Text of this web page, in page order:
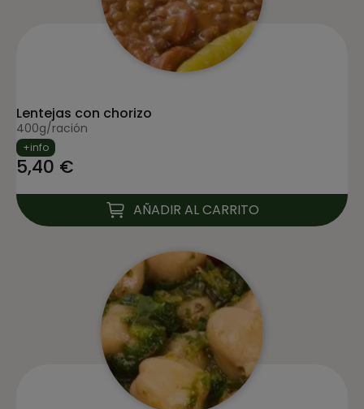
Lentejas con chorizo
400g/ración
+info
5,40 €
AÑADIR AL CARRITO